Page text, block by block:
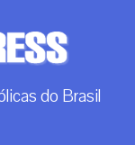
do Brasil